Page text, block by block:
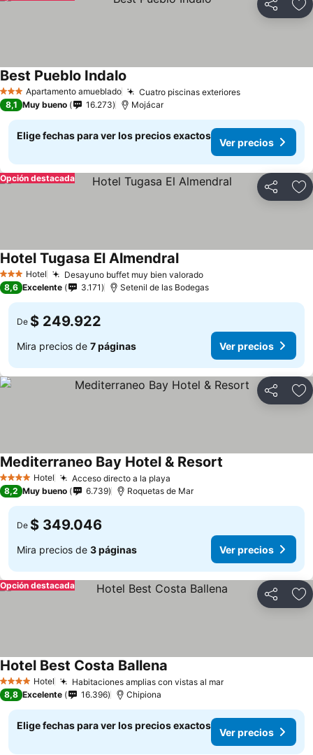
Compartir
3 EstrellasApartamento amueblado Cuatro piscinas exteriores
Best Pueblo Indalo
8,1 Muy bueno 16.273 Mojácar
Elige fechas para ver los precios exactos
Ver precios
Compartir
Opción destacada
3 Estrellas
Hotel Desayuno buffet muy bien valorado
Hotel Tugasa El Almendral
8,6 Excelente 3.171 Setenil de las Bodegas
De $ 249.922
Mira precios de 7 páginas Ver precios
Compartir
4 EstrellasHotel Acceso directo a la playa
Mediterraneo Bay Hotel & Resort
8,2 Muy bueno 6.739 Roquetas de Mar
De $ 349.046
Mira precios de 3 páginas Ver precios
Compartir
Opción destacada
4 EstrellasHotel Habitaciones amplias con vistas al mar
Hotel Best Costa Ballena
8,8 Excelente 16.396 Chipiona
Elige fechas para ver los precios exactos
Ver precios